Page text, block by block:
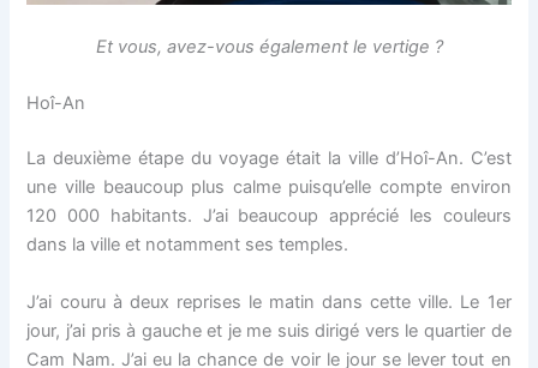
Et vous, avez-vous également le vertige ?
Hoî-An
La deuxième étape du voyage était la ville d’Hoî-An. C’est
une ville beaucoup plus calme puisqu’elle compte environ
120 000 habitants. J’ai beaucoup apprécié les couleurs
dans la ville et notamment ses temples.
J’ai couru à deux reprises le matin dans cette ville. Le 1er
jour, j’ai pris à gauche et je me suis dirigé vers le quartier de
Cam Nam. J’ai eu la chance de voir le jour se lever tout en